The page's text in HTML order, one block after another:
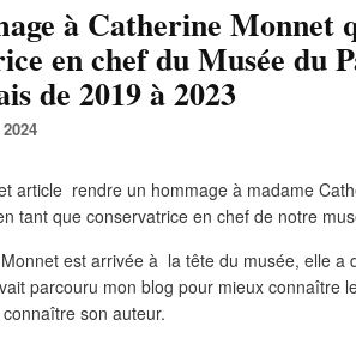
à Catherine Monnet
en chef du Musée du
de 2019 à 2023
article rendre un hommage à madame
tant que conservatrice en chef de notre
est arrivée à la tête du musée, elle a
parcouru mon blog pour mieux connaître
son auteur.